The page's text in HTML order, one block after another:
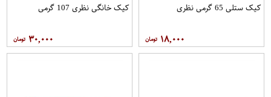
کیک ستلی 65 گرمی نظری
۱۸,۰۰۰
کیک خانگی نظری 107 گرمی
۳۰,۰۰۰